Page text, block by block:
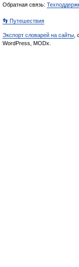
Обратная связь:
👣 Путешествия
Экспорт словарей на сайты
WordPress, MODx.